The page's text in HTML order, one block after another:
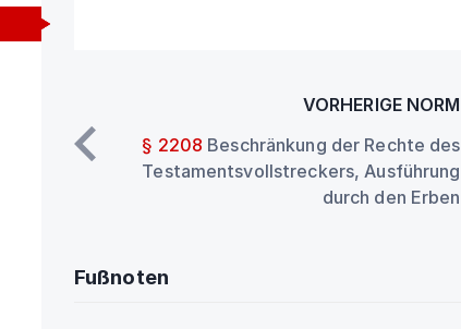
VORHERIGE NORM
§ 2208 Beschränkung der Rechte des
Testamentsvollstreckers, Ausführung
durch den Erben
Fußnoten